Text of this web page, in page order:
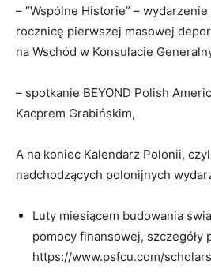
– “Wspólne Historie” –
rocznicę pierwszej masowej
na Wschód w Konsulacie
– spotkanie BEYOND Polish
Kacprem Grabińskim,
A na koniec Kalendarz Polonii,
nadchodzących polonijnych
Luty miesiącem budowania
pomocy finansowej, szczegóły
https://www.psfcu.com/